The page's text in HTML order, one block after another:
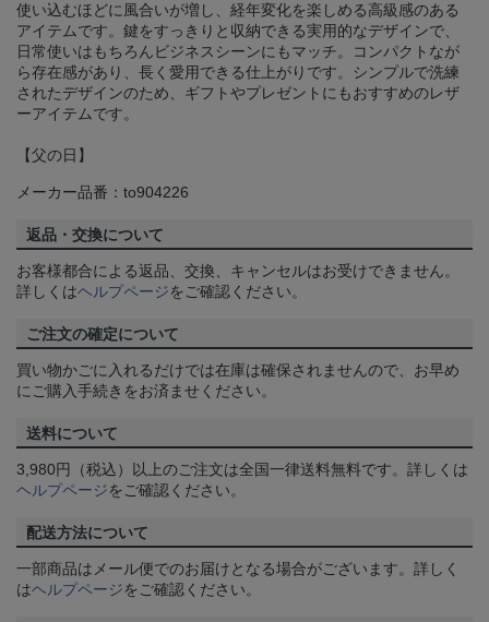
使い込むほどに風合いが増し、経年変化を楽しめる高級感のある
アイテムです。鍵をすっきりと収納できる実用的なデザインで、
日常使いはもちろんビジネスシーンにもマッチ。コンパクトなが
ら存在感があり、長く愛用できる仕上がりです。シンプルで洗練
されたデザインのため、ギフトやプレゼントにもおすすめのレザ
ーアイテムです。
【父の日】
メーカー品番：to904226
返品・交換について
お客様都合による返品、交換、キャンセルはお受けできません。
詳しくはヘルプページをご確認ください。
ご注文の確定について
買い物かごに入れるだけでは在庫は確保されませんので、お早め
にご購入手続きをお済ませください。
送料について
3,980円（税込）以上のご注文は全国一律送料無料です。詳しくは
ヘルプページをご確認ください。
配送方法について
一部商品はメール便でのお届けとなる場合がございます。詳しく
はヘルプページをご確認ください。